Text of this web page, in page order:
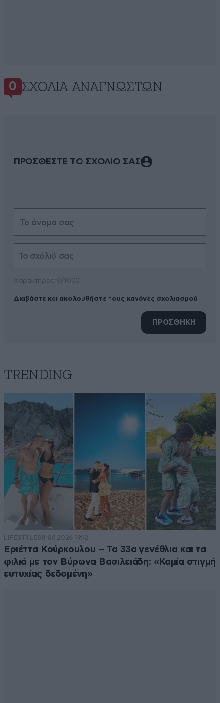
0 ΣΧΌΛΙΑ ΑΝΑΓΝΩΣΤΏΝ
ΠΡΟΣΘΕΣΤΕ ΤΟ ΣΧΟΛΙΟ ΣΑΣ
Διαβάστε και ακολουθήστε τους κανόνες σχολιασμού
ΠΡΟΣΘΗΚΗ
TRENDING
LIFESTYLE08·08·2026 19:12
Εριέττα Κούρκουλου – Τα 33α γενέθλια και τα
φιλιά με τον Βύρωνα Βασιλειάδη: «Καμία στιγμή
ευτυχίας δεδομένη»